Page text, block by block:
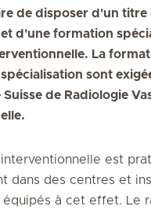
de disposer d'un titre
d'une formation
La
sont
Suisse de Radiologie
est
dans des centres et
équipés à cet effet. Le